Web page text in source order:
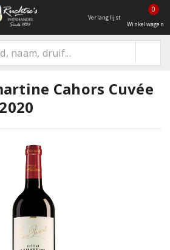
Verlanglijst
0
Winkelwagen
Cahors Cuvée